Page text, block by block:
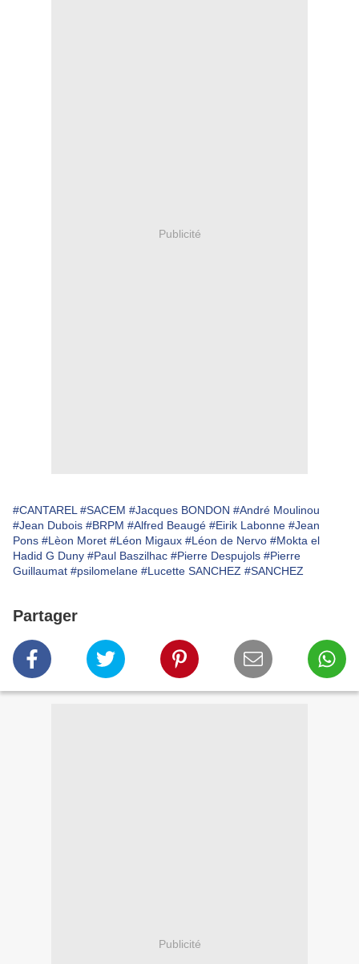
Publicité
#CANTAREL #SACEM #Jacques BONDON #André Moulinou
#Jean Dubois #BRPM #Alfred Beaugé #Eirik Labonne #Jean
Pons #Lèon Moret #Léon Migaux #Léon de Nervo #Mokta el
Hadid G Duny #Paul Baszilhac #Pierre Despujols #Pierre
Guillaumat #psilomelane #Lucette SANCHEZ #SANCHEZ
Partager
Publicité